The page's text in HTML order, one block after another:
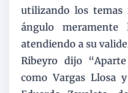
utilizando los temas
ángulo
atendiendo a su
Ribeyro dijo
como Vargas Llosa